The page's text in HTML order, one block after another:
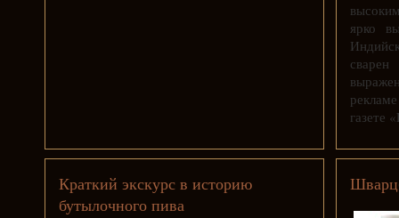
ярко
газете
Краткий экскурс в историю
бутылочного пива